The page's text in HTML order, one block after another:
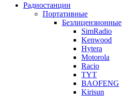
Радиостанции
Портативные
Безлицензионные
SimRadio
Kenwood
Hytera
Motorola
Racio
TYT
BAOFENG
Kirisun